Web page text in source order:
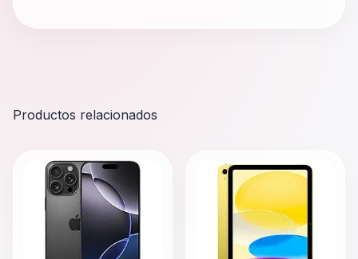
Productos relacionados